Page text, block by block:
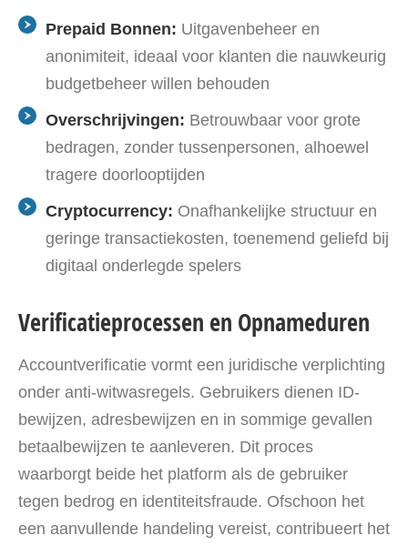
Prepaid Bonnen: Uitgavenbeheer en
anonimiteit, ideaal voor klanten die nauwkeurig
budgetbeheer willen behouden
Overschrijvingen: Betrouwbaar voor grote
bedragen, zonder tussenpersonen, alhoewel
tragere doorlooptijden
Cryptocurrency: Onafhankelijke structuur en
geringe transactiekosten, toenemend geliefd bij
digitaal onderlegde spelers
Verificatieprocessen en Opnameduren
Accountverificatie vormt een juridische verplichting
onder anti-witwasregels. Gebruikers dienen ID-
bewijzen, adresbewijzen en in sommige gevallen
betaalbewijzen te aanleveren. Dit proces
waarborgt beide het platform als de gebruiker
tegen bedrog en identiteitsfraude. Ofschoon het
een aanvullende handeling vereist, contribueert het